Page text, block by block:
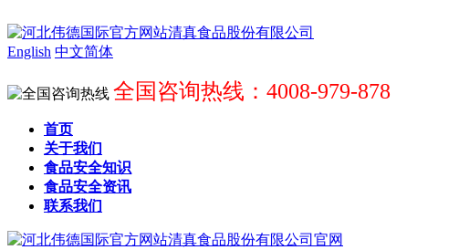
English 中文简体
全国咨询热线：4008-979-878
首页
关于我们
食品安全知识
食品安全资讯
联系我们